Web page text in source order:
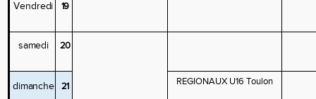
Vendredi 19
samedi 20
dimanche 21 REGIONAUX U16 Toulon